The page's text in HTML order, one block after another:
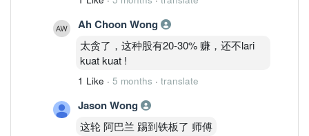
Ah Choon Wong
太贪了，这种股有20-30% 赚，还不lari
kuat kuat !
1 Like · 5 months · translate
Jason Wong
这轮 阿巴兰 踢到铁板了 师傅